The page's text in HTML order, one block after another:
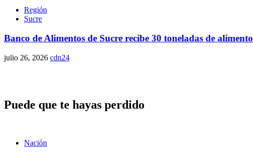
Región
Sucre
Banco de Alimentos de Sucre recibe 30 toneladas de
julio 26, 2026 cdn24
Puede que te hayas perdido
Nación